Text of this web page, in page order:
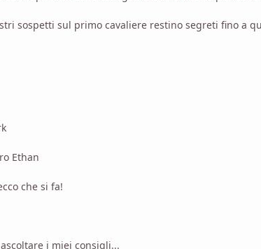
sospetti sul primo cavaliere restino segreti fino a
Ethan
che si fa!
i miei consigli...